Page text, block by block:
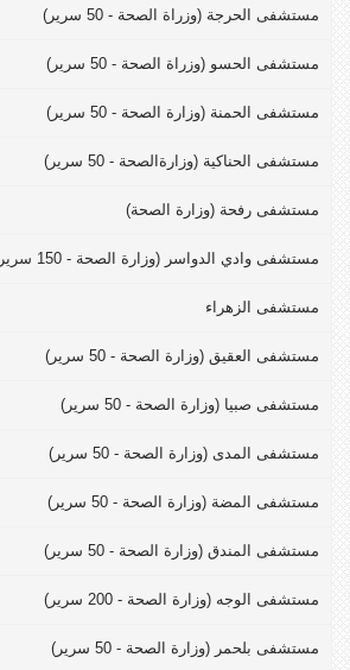
مستشفى الحرجة (وزراة الصحة - 50 سرير)
مستشفى الحسو (وزراة الصحة - 50 سرير)
مستشفى الحمنة (وزارة الصحة - 50 سرير)
مستشفى الحناكية (وزارةالصحة - 50 سرير)
مستشفى رفحة (وزارة الصحة)
مستشفى وادي الدواسر (وزارة الصحة - 150 سرير)
مستشفى الزهراء
مستشفى العقيق (وزارة الصحة - 50 سرير)
مستشفى صبيا (وزارة الصحة - 50 سرير)
مستشفى المدى (وزارة الصحة - 50 سرير)
مستشفى المضة (وزارة الصحة - 50 سرير)
مستشفى المندق (وزارة الصحة - 50 سرير)
مستشفى الوجه (وزارة الصحة - 200 سرير)
مستشفى بلحمر (وزارة الصحة - 50 سرير)